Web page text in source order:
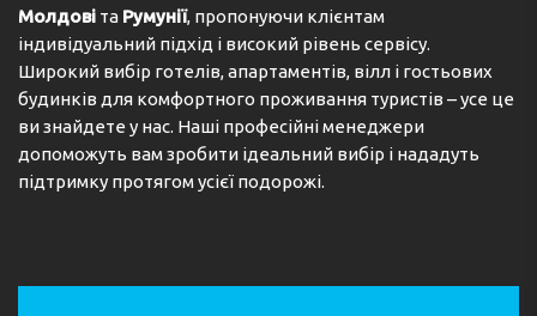
Молдові та Румунії, пропонуючи клієнтам
індивідуальний підхід і високий рівень сервісу.
Широкий вибір готелів, апартаментів, вілл і гостьових
будинків для комфортного проживання туристів – усе це
ви знайдете у нас. Наші професійні менеджери
допоможуть вам зробити ідеальний вибір і нададуть
підтримку протягом усієї подорожі.